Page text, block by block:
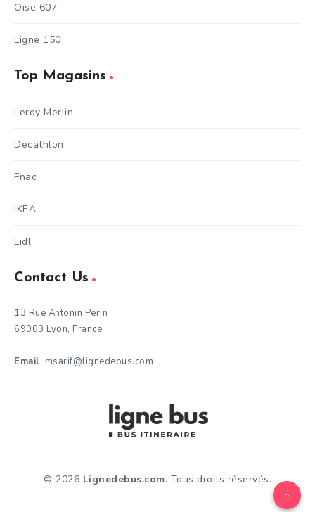
Oise 607
Ligne 150
Top Magasins
Leroy Merlin
Decathlon
Fnac
IKEA
Lidl
Contact Us
13 Rue Antonin Perin
69003 Lyon, France
Email: msarif@lignedebus.com
© 2026 Lignedebus.com. Tous droits réservés.